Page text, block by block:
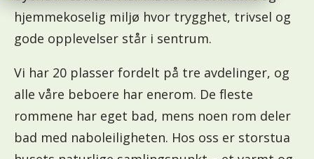
hjemmekoselig miljø hvor trygghet, trivsel og
gode opplevelser står i sentrum.
Vi har 20 plasser fordelt på tre avdelinger, og
alle våre beboere har enerom. De fleste
rommene har eget bad, mens noen rom deler
bad med naboleiligheten. Hos oss er storstua